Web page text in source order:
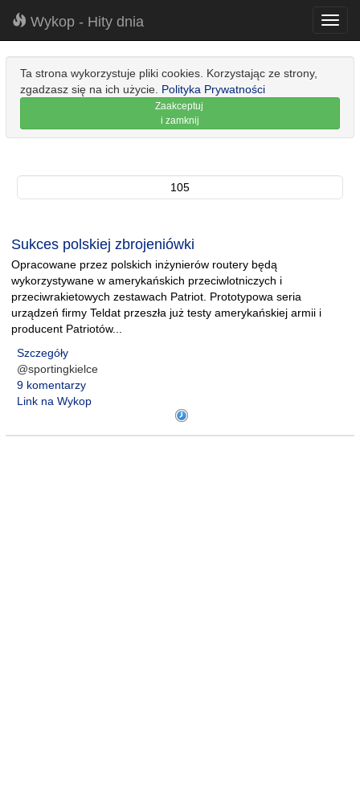
Wykop - Hity dnia
Ta strona wykorzystuje pliki cookies. Korzystając ze strony,
zgadzasz się na ich użycie. Polityka Prywatności
Zaakceptuj
i zamknij
105
Sukces polskiej zbrojeniówki
Opracowane przez polskich inżynierów routery będą
wykorzystywane w amerykańskich przeciwlotniczych i
przeciwrakietowych zestawach Patriot. Prototypowa seria
urządzeń firmy Teldat przeszła już testy amerykańskiej armii i
producent Patriotów...
Szczegóły
@sportingkielce
9 komentarzy
Link na Wykop